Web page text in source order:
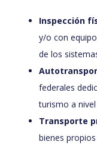
Inspección
y/o con
de los
federales
turismo a
Transporte
bienes